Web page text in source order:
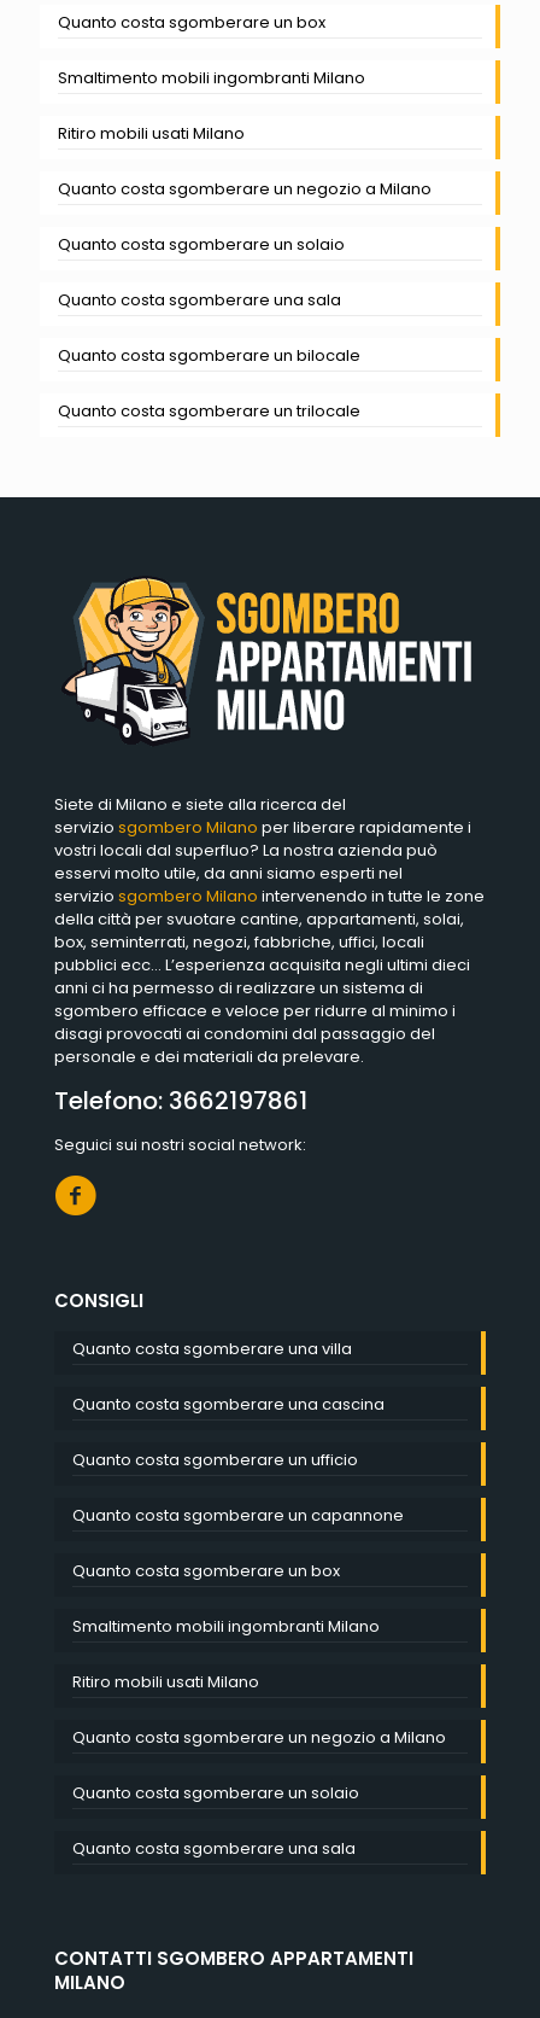
Quanto costa sgomberare un box
Smaltimento mobili ingombranti Milano
Ritiro mobili usati Milano
Quanto costa sgomberare un negozio a Milano
Quanto costa sgomberare un solaio
Quanto costa sgomberare una sala
Quanto costa sgomberare un bilocale
Quanto costa sgomberare un trilocale
Siete di Milano e siete alla ricerca del
servizio sgombero Milano per liberare rapidamente i
vostri locali dal superfluo? La nostra azienda può
esservi molto utile, da anni siamo esperti nel
servizio sgombero Milano intervenendo in tutte le zone
della città per svuotare cantine, appartamenti, solai,
box, seminterrati, negozi, fabbriche, uffici, locali
pubblici ecc… L’esperienza acquisita negli ultimi dieci
anni ci ha permesso di realizzare un sistema di
sgombero efficace e veloce per ridurre al minimo i
disagi provocati ai condomini dal passaggio del
personale e dei materiali da prelevare.
Telefono: 3662197861
Seguici sui nostri social network:
CONSIGLI
Quanto costa sgomberare una villa
Quanto costa sgomberare una cascina
Quanto costa sgomberare un ufficio
Quanto costa sgomberare un capannone
Quanto costa sgomberare un box
Smaltimento mobili ingombranti Milano
Ritiro mobili usati Milano
Quanto costa sgomberare un negozio a Milano
Quanto costa sgomberare un solaio
Quanto costa sgomberare una sala
CONTATTI SGOMBERO APPARTAMENTI
MILANO